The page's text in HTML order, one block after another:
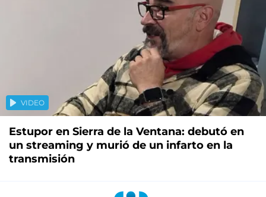
VIDEO
Estupor en Sierra de la Ventana: debutó en
un streaming y murió de un infarto en la
transmisión